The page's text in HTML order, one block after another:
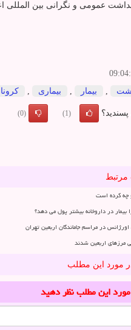
عمومی و نگرانی بین المللی
بیمار بیماری كرونا
(1)
(0)
مرتبط
چه کرده است
بیمار در داروخانه بیشتر پول می دهد؟
اورژانس در مراسم جاماندگان اربعین تهران
مرزهای اربعین شدند
مورد این مطلب
این مطلبنظر دهید